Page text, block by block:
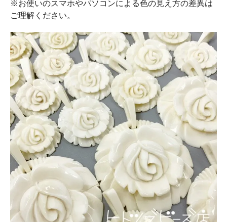
※お使いのスマホやパソコンによる色の見え方の差異は
ご理解ください。